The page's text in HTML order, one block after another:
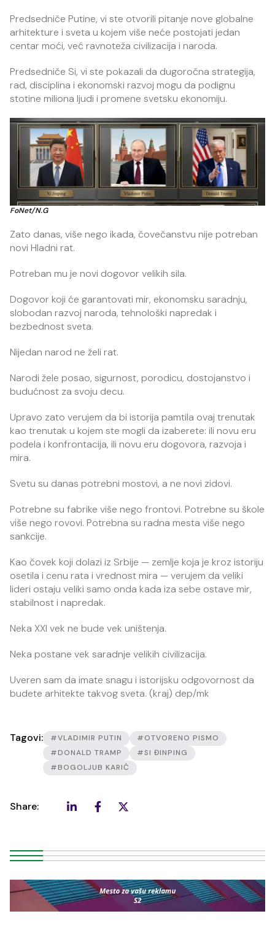
Predsedniče Putine, vi ste otvorili pitanje nove globalne
arhitekture i sveta u kojem više neće postojati jedan
centar moći, već ravnoteža civilizacija i naroda.
Predsedniče Si, vi ste pokazali da dugoročna strategija,
rad, disciplina i ekonomski razvoj mogu da podignu
stotine miliona ljudi i promene svetsku ekonomiju.
FoNet/N.G
Zato danas, više nego ikada, čovečanstvu nije potreban
novi Hladni rat.
Potreban mu je novi dogovor velikih sila.
Dogovor koji će garantovati mir, ekonomsku saradnju,
slobodan razvoj naroda, tehnološki napredak i
bezbednost sveta.
Nijedan narod ne želi rat.
Narodi žele posao, sigurnost, porodicu, dostojanstvo i
budućnost za svoju decu.
Upravo zato verujem da bi istorija pamtila ovaj trenutak
kao trenutak u kojem ste mogli da izaberete: ili novu eru
podela i konfrontacija, ili novu eru dogovora, razvoja i
mira.
Svetu su danas potrebni mostovi, a ne novi zidovi.
Potrebne su fabrike više nego frontovi. Potrebne su škole
više nego rovovi. Potrebna su radna mesta više nego
sankcije.
Kao čovek koji dolazi iz Srbije — zemlje koja je kroz istoriju
osetila i cenu rata i vrednost mira — verujem da veliki
lideri ostaju veliki samo onda kada iza sebe ostave mir,
stabilnost i napredak.
Neka XXI vek ne bude vek uništenja.
Neka postane vek saradnje velikih civilizacija.
Uveren sam da imate snagu i istorijsku odgovornost da
budete arhitekte takvog sveta. (kraj) dep/mk
Tagovi: #VLADIMIR PUTIN
#OTVORENO PISMO
#DONALD TRAMP
#SI ĐINPING
#BOGOLJUB KARIĆ
Share: